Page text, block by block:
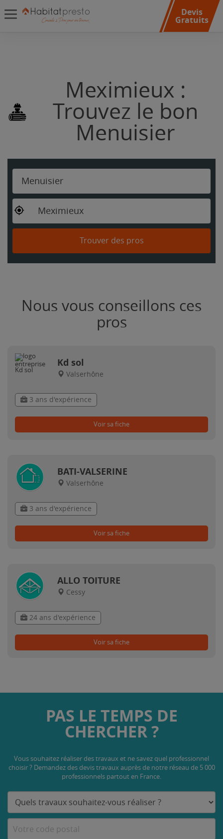
Devis
Gratuits
Meximieux :
Trouvez le bon
Menuisier
Menuisier
Meximieux
Trouver des pros
Nous vous conseillons ces
pros
Kd sol
Valserhône
3 ans d'expérience
Voir sa fiche
BATI-VALSERINE
Valserhône
3 ans d'expérience
Voir sa fiche
ALLO TOITURE
Cessy
24 ans d'expérience
Voir sa fiche
PAS LE TEMPS DE
CHERCHER ?
Vous souhaitez réaliser des travaux et ne savez quel professionnel
choisir ? Demandez des devis travaux auprès de notre réseau de 5 000
professionnels partout en France.